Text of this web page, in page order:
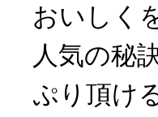
おいしく
人気の秘
ぷり頂け